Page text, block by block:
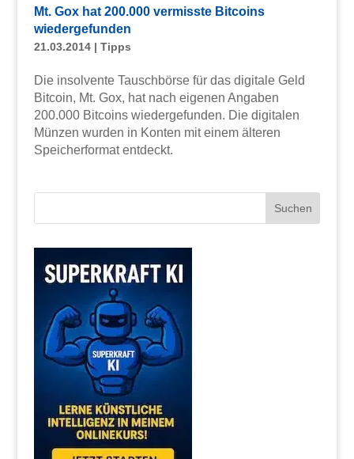
Mt. Gox hat 200.000 vermisste Bitcoins
wiedergefunden
21.03.2014| Tipps
Die insolvente Tauschbörse für das digitale Geld
Bitcoin, Mt. Gox, hat nach eigenen Angaben
200.000 Bitcoins wiedergefunden. Die digitalen
Münzen wurden in Konten mit einem älteren
Speicherformat entdeckt.